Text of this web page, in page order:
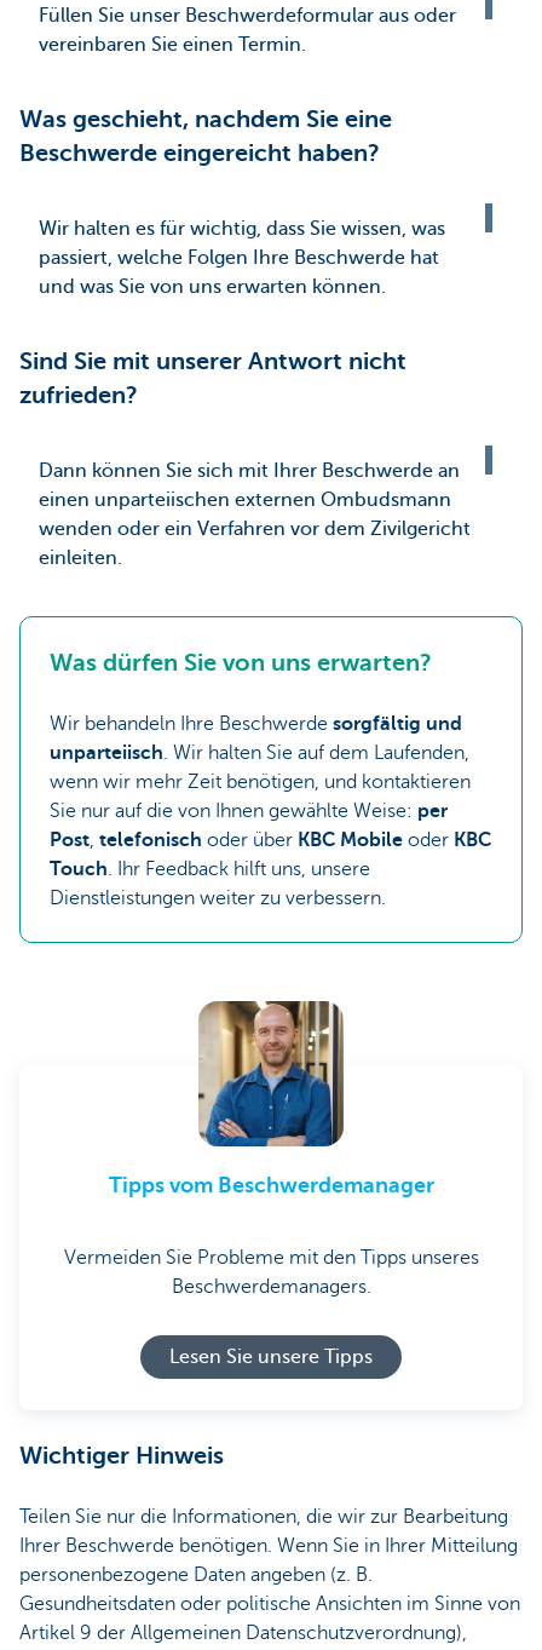
Füllen Sie unser Beschwerdeformular aus oder
vereinbaren Sie einen Termin.
Was geschieht, nachdem Sie eine
Beschwerde eingereicht haben?
Wir halten es für wichtig, dass Sie wissen, was
passiert, welche Folgen Ihre Beschwerde hat
und was Sie von uns erwarten können.
Sind Sie mit unserer Antwort nicht
zufrieden?
Dann können Sie sich mit Ihrer Beschwerde an
einen unparteiischen externen Ombudsmann
wenden oder ein Verfahren vor dem Zivilgericht
einleiten.
Was dürfen Sie von uns erwarten?
Wir behandeln Ihre Beschwerde sorgfältig und
unparteiisch. Wir halten Sie auf dem Laufenden,
wenn wir mehr Zeit benötigen, und kontaktieren
Sie nur auf die von Ihnen gewählte Weise: per
Post, telefonisch oder über KBC Mobile oder KBC
Touch. Ihr Feedback hilft uns, unsere
Dienstleistungen weiter zu verbessern.
Tipps vom Beschwerdemanager
Vermeiden Sie Probleme mit den Tipps unseres
Beschwerdemanagers.
Lesen Sie unsere Tipps
Wichtiger Hinweis
Teilen Sie nur die Informationen, die wir zur Bearbeitung
Ihrer Beschwerde benötigen. Wenn Sie in Ihrer Mitteilung
personenbezogene Daten angeben (z. B.
Gesundheitsdaten oder politische Ansichten im Sinne von
Artikel 9 der Allgemeinen Datenschutzverordnung),